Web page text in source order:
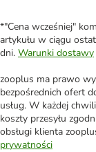
*"Cena wcześniej"
artykułu w ciągu
dni. Warunki dostawy
zooplus ma prawo
bezpośrednich ofert
usług. W każdej
koszty przesyłu
obsługi klienta
prywatności